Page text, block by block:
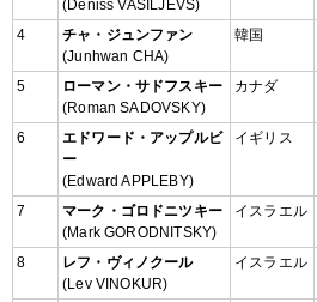
(Deniss VASILJEVS)
4
チャ・ジュンファン
(Junhwan CHA)
韓国
5
ローマン・サドフスキー
(Roman SADOVSKY)
カナダ
6
エドワード・アップルビ
ー
(Edward APPLEBY)
イギリス
7
マーク・ゴロドニツキー
(Mark GORODNITSKY)
イスラエル
8
レフ・ヴィノクール
(Lev VINOKUR)
イスラエル